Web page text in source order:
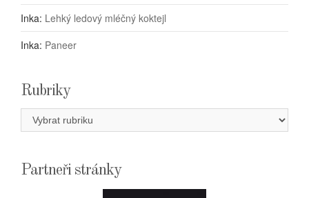
Inka: Lehký ledový mléčný koktejl
Inka: Paneer
Rubriky
Rubriky
Partneři stránky